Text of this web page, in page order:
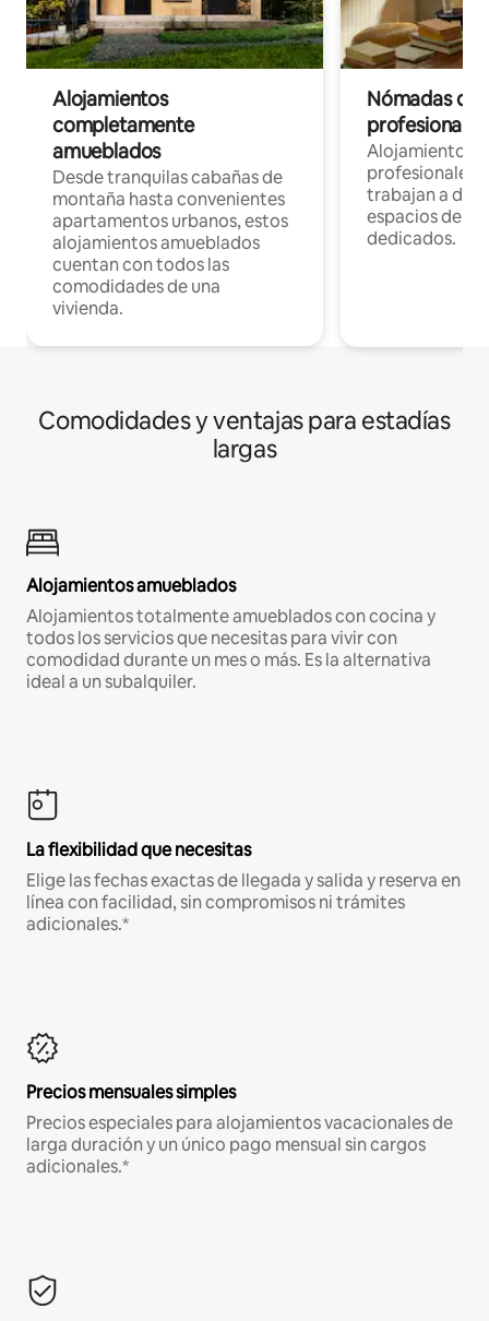
Alojamientos
completamente
amueblados
Desde tranquilas cabañas de
montaña hasta convenientes
apartamentos urbanos, estos
alojamientos amueblados
cuentan con todos las
comodidades de una
vivienda.
Nómadas
Alojamientos
profesionales
trabajan a
espacios de
dedicados.
Comodidades y ventajas para estadías
largas
Alojamientos amueblados
Alojamientos totalmente amueblados con cocina y
todos los servicios que necesitas para vivir con
comodidad durante un mes o más. Es la alternativa
ideal a un subalquiler.
La flexibilidad que necesitas
Elige las fechas exactas de llegada y salida y reserva en
línea con facilidad, sin compromisos ni trámites
adicionales.*
Precios mensuales simples
Precios especiales para alojamientos vacacionales de
larga duración y un único pago mensual sin cargos
adicionales.*